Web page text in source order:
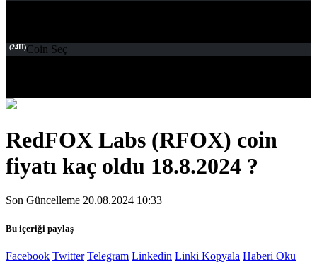
(24H)Coin Seç
RedFOX Labs (RFOX) coin
fiyatı kaç oldu 18.8.2024 ?
Son Güncelleme 20.08.2024 10:33
Bu içeriği paylaş
Facebook Twitter Telegram Linkedin Linki Kopyala Haberi Oku